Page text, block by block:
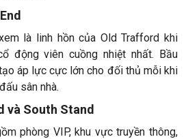
là linh hồn của Old Trafford khi
động viên cuồng nhiệt nhất. Bầu
áp lực cực lớn cho đối thủ mỗi khi
sân nhà.
và South Stand
phòng VIP, khu vực truyền thông,